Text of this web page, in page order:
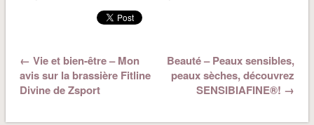
← Vie et bien-être – Mon
avis sur la brassière Fitline
Divine de Zsport
Beauté – Peaux sensibles,
peaux sèches, découvrez
SENSIBIAFINE®! →